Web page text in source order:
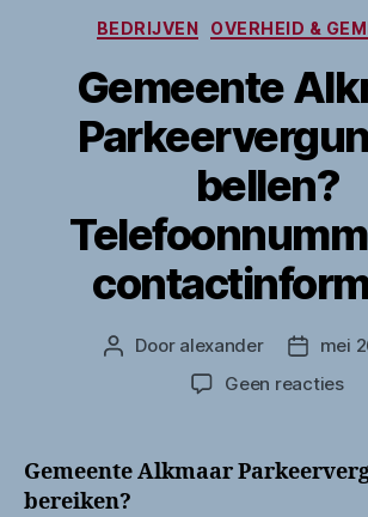
BEDRIJVEN OVERHEID &
Gemeente
bellen?
Berichtauteur
Door alexander
mei
Geen reactiesop
Gemeente Alkmaar
bereiken?